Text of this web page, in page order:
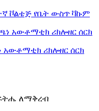
ቮልቴጅ የቤት ውስጥ ቫኩም
አውቶማቲክ ሪክሎዘር ሰርክ
ለማቅረብ